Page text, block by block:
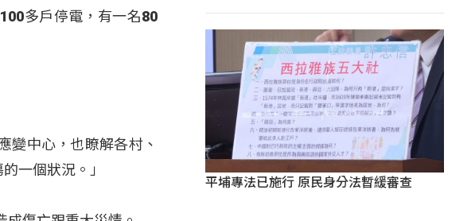
多戶停電，有一名80
變中心，也瞭解各村、
一個狀況。」
平埔專法已施行 原民身分法暫緩審查